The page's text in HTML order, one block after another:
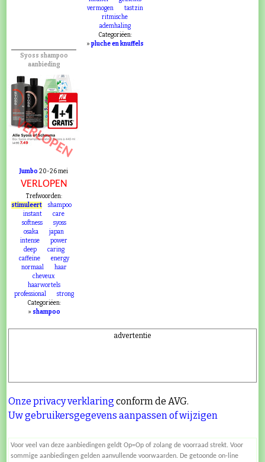
vermogen
tastzin
ritmische
ademhaling
Categoriëen:
» pluche en knuffels
Syoss shampoo
aanbieding
VERLOPEN
Jumbo 20-26 mei
VERLOPEN
Trefwoorden:
stimuleert
shampoo
instant
care
softness
syoss
osaka
japan
intense
power
deep
caring
caffeine
energy
normaal
haar
cheveux
haarwortels
professional
strong
Categoriëen:
» shampoo
advertentie
Onze privacy verklaring conform de AVG.
Uw gebruikersgegevens aanpassen of wijzigen
Voor veel van deze aanbiedingen geldt Op=Op of zolang de voorraad strekt. Voor
sommige aanbiedingen gelden aanvullende voorwaarden. De getoonde on-line